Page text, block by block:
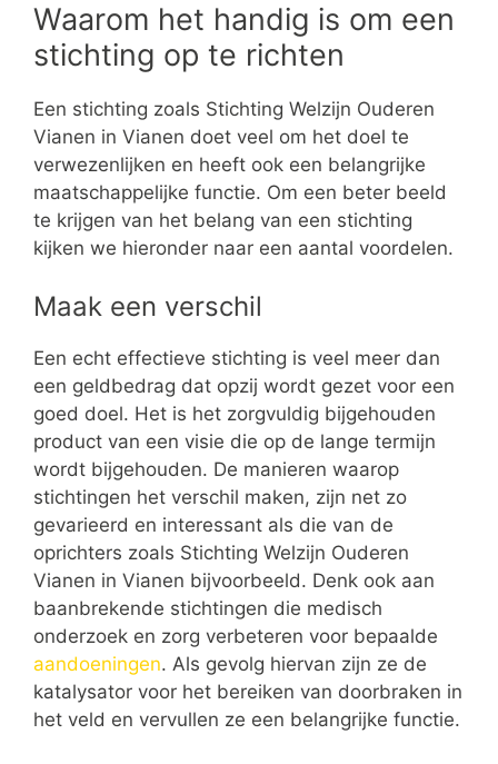
Waarom het handig is om een
stichting op te richten
Een stichting zoals Stichting Welzijn Ouderen
Vianen in Vianen doet veel om het doel te
verwezenlijken en heeft ook een belangrijke
maatschappelijke functie. Om een beter beeld
te krijgen van het belang van een stichting
kijken we hieronder naar een aantal voordelen.
Maak een verschil
Een echt effectieve stichting is veel meer dan
een geldbedrag dat opzij wordt gezet voor een
goed doel. Het is het zorgvuldig bijgehouden
product van een visie die op de lange termijn
wordt bijgehouden. De manieren waarop
stichtingen het verschil maken, zijn net zo
gevarieerd en interessant als die van de
oprichters zoals Stichting Welzijn Ouderen
Vianen in Vianen bijvoorbeeld. Denk ook aan
baanbrekende stichtingen die medisch
onderzoek en zorg verbeteren voor bepaalde
aandoeningen. Als gevolg hiervan zijn ze de
katalysator voor het bereiken van doorbraken in
het veld en vervullen ze een belangrijke functie.